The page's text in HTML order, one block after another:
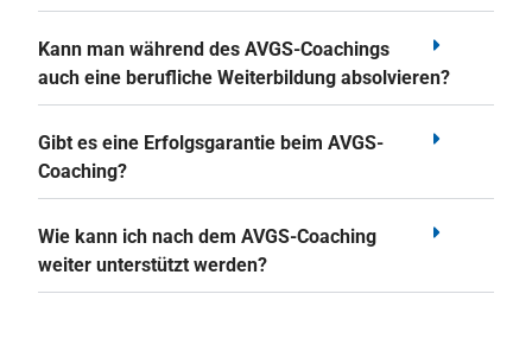
Kann man während des AVGS-Coachings
auch eine berufliche Weiterbildung absolvieren?
Gibt es eine Erfolgsgarantie beim AVGS-
Coaching?
Wie kann ich nach dem AVGS-Coaching
weiter unterstützt werden?